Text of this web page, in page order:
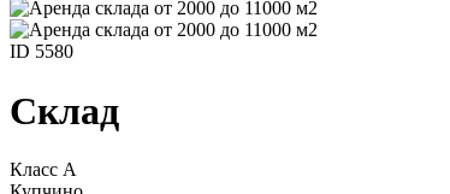
ID 5580
Склад
Класс A